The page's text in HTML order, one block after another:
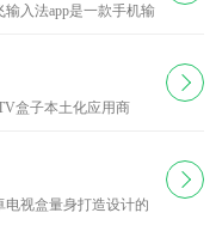
入法app是一款手机输
持多种方言识别，觉得
盒子本土化应用商
TV盒子上使用的软件
发管家的用户拿起遥
便---沙
下载
视盒量身打造设计的
下载